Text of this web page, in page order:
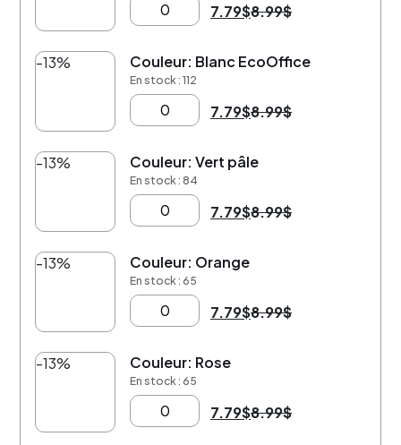
7.79$8.99$
-13% Couleur: Blanc EcoOffice
En stock : 112
7.79$8.99$
-13% Couleur: Vert pâle
En stock : 84
7.79$8.99$
-13% Couleur: Orange
En stock : 65
7.79$8.99$
-13% Couleur: Rose
En stock : 65
7.79$8.99$